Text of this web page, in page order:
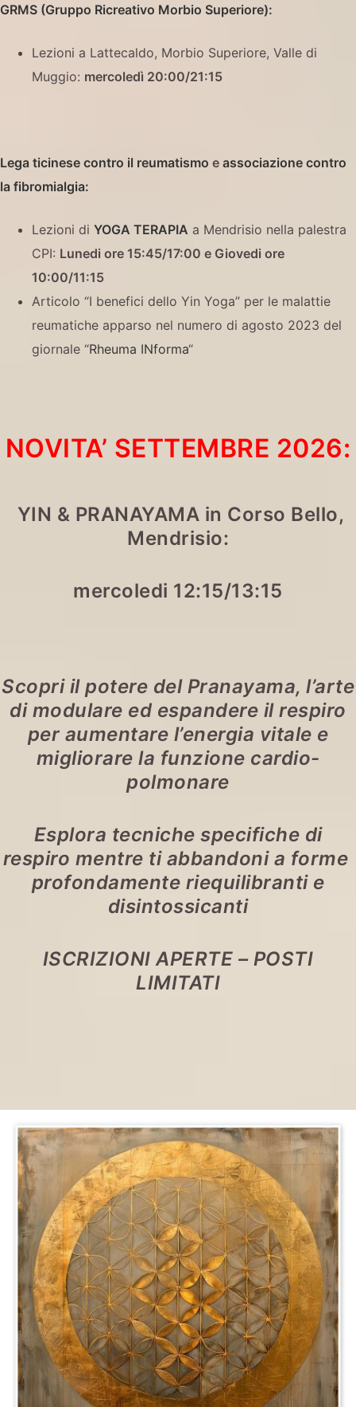
GRMS (Gruppo Ricreativo Morbio Superiore):
Lezioni a Lattecaldo, Morbio Superiore, Valle di
Muggio: mercoledì 20:00/21:15
Lega ticinese contro il reumatismo e associazione contro
la fibromialgia:
Lezioni di YOGA TERAPIA a Mendrisio nella palestra
CPI: Lunedi ore 15:45/17:00 e Giovedi ore
10:00/11:15
Articolo “I benefici dello Yin Yoga” per le malattie
reumatiche apparso nel numero di agosto 2023 del
giornale “Rheuma INforma“
NOVITA’ SETTEMBRE 2026:
YIN & PRANAYAMA in Corso Bello,
Mendrisio:
mercoledi 12:15/13:15
Scopri il potere del Pranayama, l’arte
di modulare ed espandere il respiro
per aumentare l’energia vitale e
migliorare la funzione cardio-
polmonare
Esplora tecniche specifiche di
respiro mentre ti abbandoni a forme
profondamente riequilibranti e
disintossicanti
ISCRIZIONI APERTE – POSTI
LIMITATI